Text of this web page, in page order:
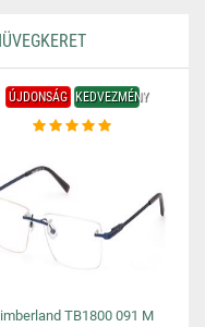
ÚJDONSÁG KEDVEZMÉNY
TB1800 091 M